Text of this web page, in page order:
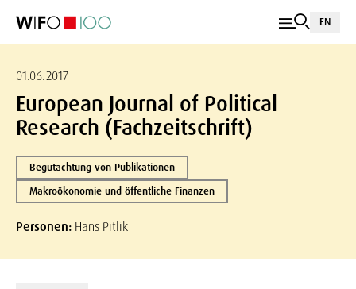
EN
01.06.2017
European Journal of Political
Research (Fachzeitschrift)
Begutachtung von Publikationen
Makroökonomie und öffentliche Finanzen
Personen: Hans Pitlik